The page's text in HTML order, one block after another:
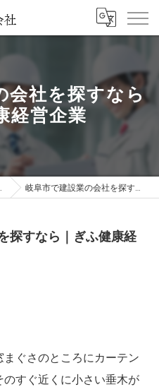
会社を探すなら
経営企業
岐阜市で建設業の会社を探すなら｜ぎふ健康経営企業
探すなら｜ぎふ健康経
ぐさのところにカーテン
すぐ近くに小さい垂木が